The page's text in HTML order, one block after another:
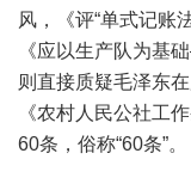
风，《评“单式记账
《应以生产队为基
则直接质疑毛泽东
《农村人民公社工
60条，俗称“60条”。